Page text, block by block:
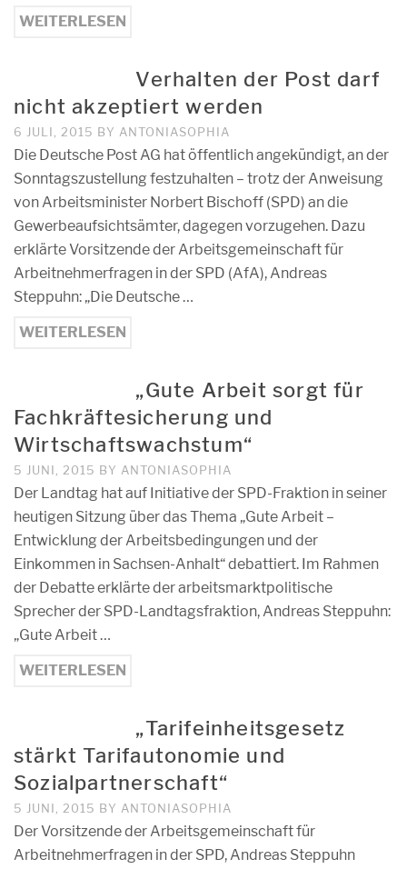
WEITERLESEN
Verhalten der Post darf
nicht akzeptiert werden
6 JULI, 2015 BY ANTONIASOPHIA
Die Deutsche Post AG hat öffentlich angekündigt, an der
Sonntagszustellung festzuhalten – trotz der Anweisung
von Arbeitsminister Norbert Bischoff (SPD) an die
Gewerbeaufsichtsämter, dagegen vorzugehen. Dazu
erklärte Vorsitzende der Arbeitsgemeinschaft für
Arbeitnehmerfragen in der SPD (AfA), Andreas
Steppuhn: „Die Deutsche …
WEITERLESEN
„Gute Arbeit sorgt für
Fachkräftesicherung und
Wirtschaftswachstum“
5 JUNI, 2015 BY ANTONIASOPHIA
Der Landtag hat auf Initiative der SPD-Fraktion in seiner
heutigen Sitzung über das Thema „Gute Arbeit –
Entwicklung der Arbeitsbedingungen und der
Einkommen in Sachsen-Anhalt“ debattiert. Im Rahmen
der Debatte erklärte der arbeitsmarktpolitische
Sprecher der SPD-Landtagsfraktion, Andreas Steppuhn:
„Gute Arbeit …
WEITERLESEN
„Tarifeinheitsgesetz
stärkt Tarifautonomie und
Sozialpartnerschaft“
5 JUNI, 2015 BY ANTONIASOPHIA
Der Vorsitzende der Arbeitsgemeinschaft für
Arbeitnehmerfragen in der SPD, Andreas Steppuhn